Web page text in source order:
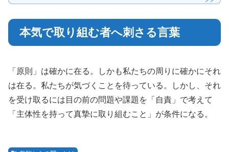
本気で取り組む者へ刺さる言葉
「原則」は確かに在る。しかも私たちの周りに確かにそれ
は在る。私たちが気づくことを待っている。しかし、それ
を受け取るには目の前の問題や課題を「自責」で考えて
「主体性を持って真摯に取り組むこと」が条件になる。